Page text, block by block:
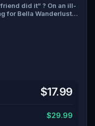
did it” ? On an ill-
for Bella Wanderlust
travel blogger, was
the theatrical Percy
the ghost tour
before they strike
$17.99
$29.99